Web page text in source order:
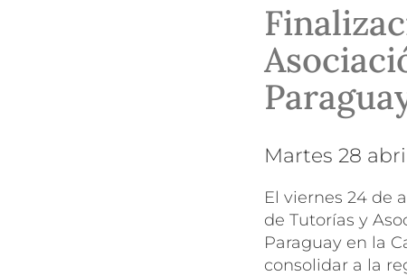
martes 28
El viernes 24 de
de Tutorías y
Paraguay en la
consolidar a la